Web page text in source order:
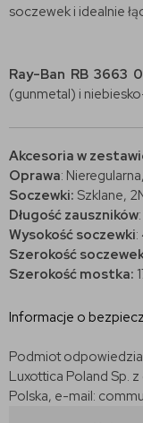
soczewek i idealnie
Ray-Ban RB 3663
(gunmetal) i
Akcesoria w
Oprawa:
Soczewki: Szklane,
Długość zauszników
Wysokość soczewki
Szerokość
Szerokość mostka:
Informacje o
Podmiot
Luxottica Poland Sp.
Polska, e-mail: